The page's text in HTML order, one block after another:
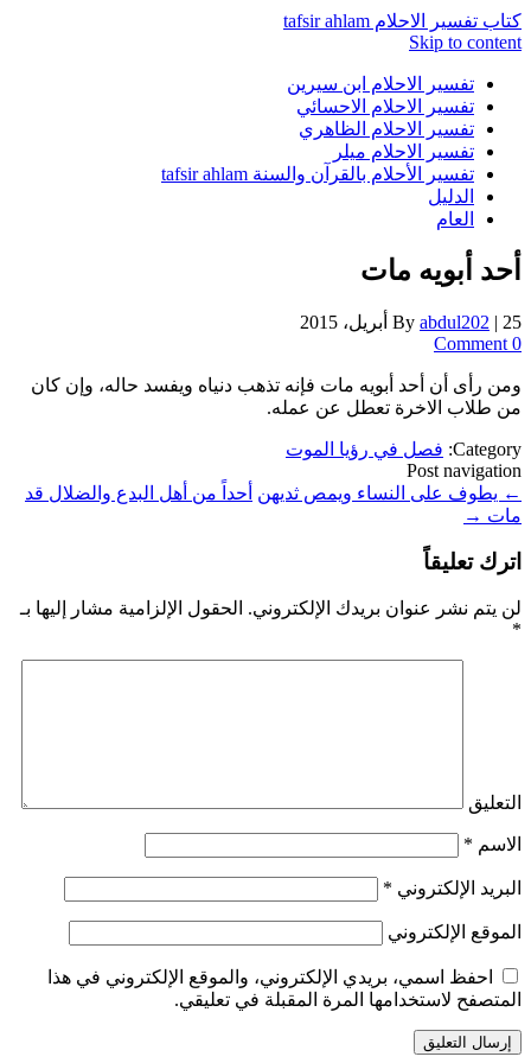
كتاب تفسير الاحلام tafsir ahlam
Skip to content
تفسير الاحلام ابن سيرين
تفسير الاحلام الاحسائي
تفسير الاحلام الظاهري
تفسير الاحلام ميلر
تفسير الأحلام بالقرآن والسنة tafsir ahlam
الدليل
العام
أحد أبويه مات
By abdul202 | 25 أبريل، 2015
0 Comment
ومن رأى أن أحد أبويه مات فإنه تذهب دنياه ويفسد حاله، وإن كان
من طلاب الاخرة تعطل عن عمله.
Category: فصل في رؤيا الموت
Post navigation
← يطوف على النساء ويمص ثديهن أحداً من أهل البدع والضلال قد
مات →
اترك تعليقاً
لن يتم نشر عنوان بريدك الإلكتروني. الحقول الإلزامية مشار إليها بـ
*
التعليق
الاسم *
البريد الإلكتروني *
الموقع الإلكتروني
احفظ اسمي، بريدي الإلكتروني، والموقع الإلكتروني في هذا
المتصفح لاستخدامها المرة المقبلة في تعليقي.